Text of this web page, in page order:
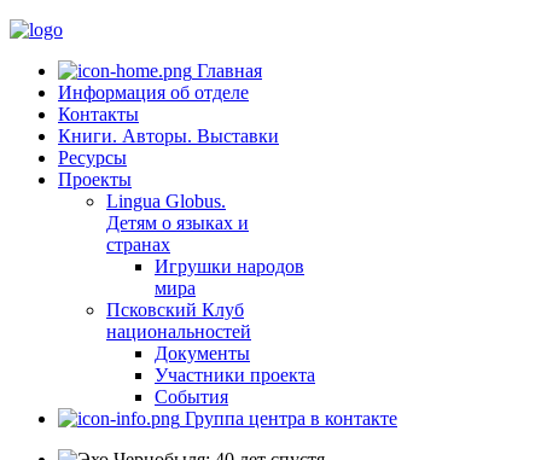
Главная
Информация об отделе
Контакты
Книги. Авторы. Выставки
Ресурсы
Проекты
Lingua Globus.
Детям о языках и
странах
Игрушки народов
мира
Псковский Клуб
национальностей
Документы
Участники проекта
События
Группа центра в контакте